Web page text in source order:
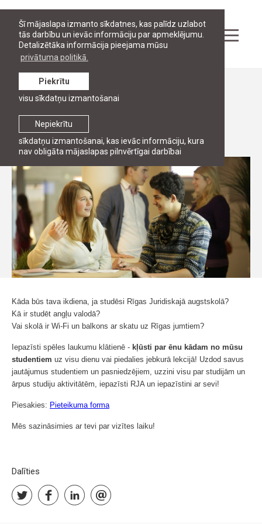
Šī mājaslapa izmanto sīkdatnes, kas palīdz uzlabot
tās darbību un ievāc informāciju par apmeklējumu.
Detalizētāka informācija pieejama mūsu
privātuma politikā.
Nepiekrītu
sīkdatņu izmantošanai, kas ievāc informāciju, kura
nav obligāta mājaslapas pilnvērtīgai darbībai
Piekrītu
visu sīkdatņu izmantošanai
Ziņas
Nopratini studentu!
31. marts, 2014
Kāda būs tava ikdiena, ja studēsi Rīgas Juridiskajā augstskolā?
Kā ir studēt angļu valodā?
Vai skolā ir Wi-Fi un balkons ar skatu uz Rīgas jumtiem?
Iepazīsti spēles laukumu klātienē - kļūsti par ēnu kādam no mūsu
studentiem uz visu dienu vai piedalies jebkurā lekcijā! Uzdod savus
jautājumus studentiem un pasniedzējiem, uzzini visu par studijām un
ārpus studiju aktivitātēm, iepazīsti RJA un iepazīstini ar sevi!
Piesakies: Pieteikuma forma
Mēs sazināsimies ar tevi par vizītes laiku!
Dalīties